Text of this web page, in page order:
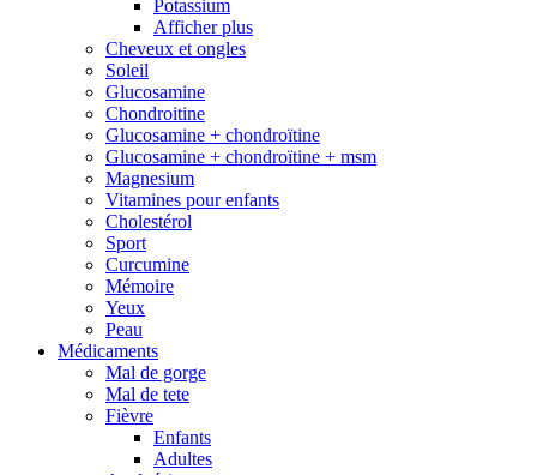
Potassium
Afficher plus
Cheveux et ongles
Soleil
Glucosamine
Chondroitine
Glucosamine + chondroïtine
Glucosamine + chondroïtine + msm
Magnesium
Vitamines pour enfants
Cholestérol
Sport
Curcumine
Mémoire
Yeux
Peau
Médicaments
Mal de gorge
Mal de tete
Fièvre
Enfants
Adultes